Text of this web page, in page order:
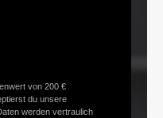
von 200 €
du unsere
werden vertraulich